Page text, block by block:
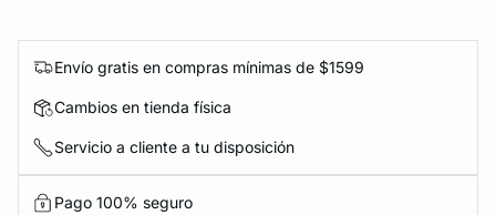
Envío gratis en compras mínimas de $1599
Cambios en tienda física
Servicio a cliente a tu disposición
Pago 100% seguro